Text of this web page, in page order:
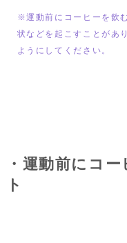
※運動前にコーヒーを飲
状などを起こすことがあ
ようにしてください。
・運動前にコ
ト